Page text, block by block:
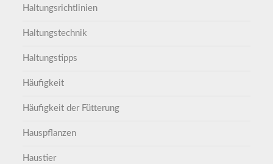
Haltungsrichtlinien
Haltungstechnik
Haltungstipps
Häufigkeit
Häufigkeit der Fütterung
Hauspflanzen
Haustier